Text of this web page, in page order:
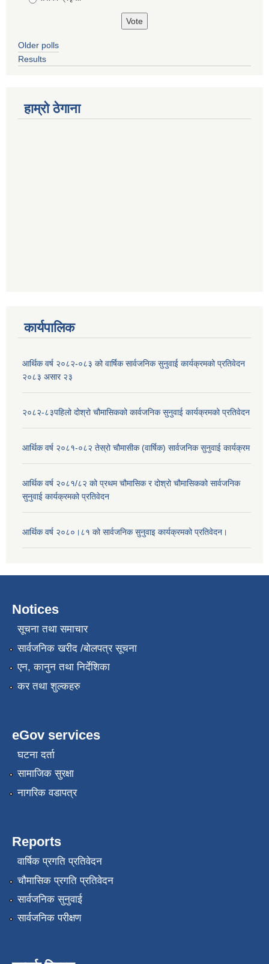
Older polls
Results
हाम्राे ठेगाना
कार्यपालिक
आर्थिक वर्ष २०८२-०८३ को वार्षिक सार्वजनिक सुनुवाई कार्यक्रमको प्रतिवेदन
२०८३ असार २३
२०८२-८३पहिलो दोश्रो चौमासिकको कार्वजनिक सुनुवाई कार्यक्रमको प्रतिवेदन
आर्थिक वर्ष २०८१-०८२ तेस्रो चौमासीक (वार्षिक) सार्वजनिक सुनुवाई कार्यक्रम
आर्थिक वर्ष २०८१/८२ को प्रथम चौमासिक र दोश्रो चौमासिकको सार्वजनिक
सुनुवाई कार्यक्रमको प्रतिवेदन
आर्थिक वर्ष २०८०।८१ को सार्वजनिक सुनुवाइ कार्यक्रमको प्रतिवेदन।
Notices
सूचना तथा समाचार
सार्वजनिक खरीद /बोलपत्र सूचना
एन, कानुन तथा निर्देशिका
कर तथा शुल्कहरु
eGov services
घटना दर्ता
सामाजिक सुरक्षा
नागरिक वडापत्र
Reports
वार्षिक प्रगति प्रतिवेदन
चौमासिक प्रगति प्रतिवेदन
सार्वजनिक सुनुवाई
सार्वजनिक परीक्षण